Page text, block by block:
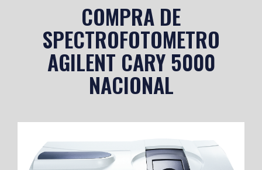
COMPRA DE
SPECTROFOTOMETRO
AGILENT CARY 5000
NACIONAL